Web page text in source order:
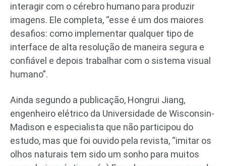
interagir com o cérebro humano para produzir
imagens. Ele completa, “esse é um dos maiores
desafios: como implementar qualquer tipo de
interface de alta resolução de maneira segura e
confiável e depois trabalhar com o sistema visual
humano”.
Ainda segundo a publicação, Hongrui Jiang,
engenheiro elétrico da Universidade de Wisconsin-
Madison e especialista que não participou do
estudo, mas que foi ouvido pela revista, “imitar os
olhos naturais tem sido um sonho para muitos